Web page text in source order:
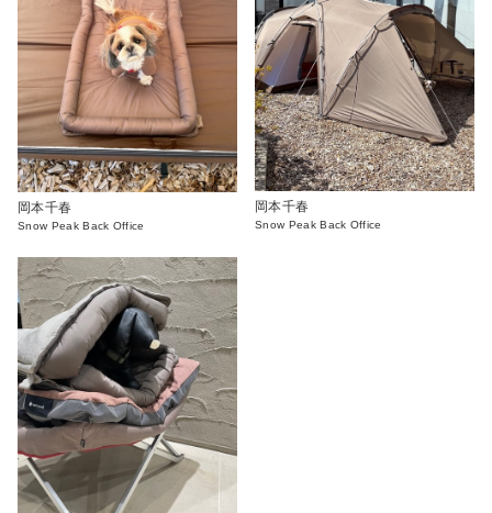
岡本千春
Snow Peak Back Office
岡本千春
Snow Peak Back Office